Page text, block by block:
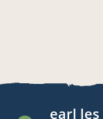
earl